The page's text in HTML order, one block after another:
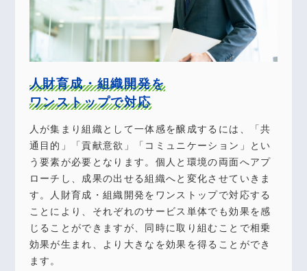
⼈財育成・組織開発を
ワンストップで対応
人が集まり組織として一体感を醸成するには、「共
通目的」「貢献意欲」「コミュニケーション」とい
う要素が必要となります。個人と環境の両面へアプ
ローチし、成果の出せる組織へと変化させていきま
す。⼈財育成・組織開発をワンストップで対応する
ことにより、それぞれのサービス単体でも効果を感
じることができますが、同時に取り組むことで相乗
効果が⽣まれ、より⼤きなを効果を得ることができ
ます。